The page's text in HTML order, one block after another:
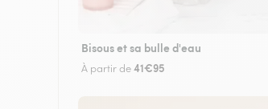
Bisous et sa bulle d'eau
À partir de41€95